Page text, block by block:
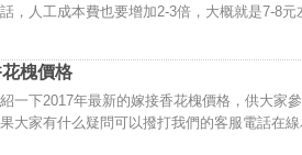
，人工成本費也要增加2-3倍，大概就是7-8元
槐價格
一下2017年最新的嫁接香花槐價格，供大家
大家有什么疑問可以撥打我們的客服電話在